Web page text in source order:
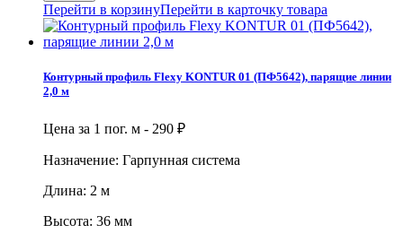
Перейти в корзинуПерейти в карточку товара
Контурный профиль Flexy KONTUR 01 (ПФ5642), парящие линии
2,0 м
Цена за 1 пог. м - 290 ₽
Назначение: Гарпунная система
Длина: 2 м
Высота: 36 мм